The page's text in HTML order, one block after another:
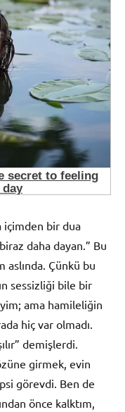
içimden bir dua
daha dayan.” Bu
Çünkü bu
sessizliği bile bir
ama hamileliğin
hiç var olmadı.
demişlerdi.
girmek, evin
görevdi. Ben de
önce kalktım,